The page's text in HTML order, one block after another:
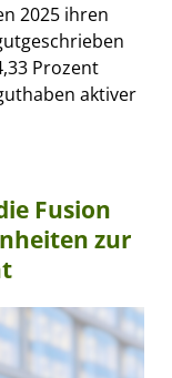
2025 ihren
Prozent
aktiver
Fusion
zur